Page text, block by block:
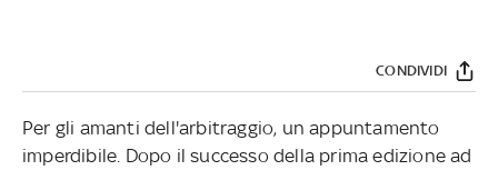
CONDIVIDI
Per gli amanti dell'arbitraggio, un appuntamento
imperdibile. Dopo il successo della prima edizione ad